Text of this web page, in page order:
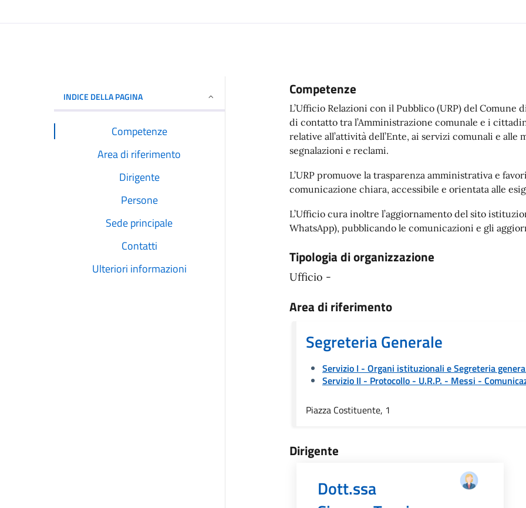
INDICE DELLA PAGINA
Competenze
Area di riferimento
Dirigente
Persone
Sede principale
Contatti
Ulteriori informazioni
Competenze
L’Ufficio Relazioni con il Pubblico (URP) del
di contatto tra l’Amministrazione comunale e i
relative all’attività dell’Ente, ai servizi comunali e
segnalazioni e reclami.
L’URP promuove la trasparenza amministrativa e
comunicazione chiara, accessibile e orientata alle
L’Ufficio cura inoltre l’aggiornamento del sito
WhatsApp), pubblicando le comunicazioni e gli
Tipologia di organizzazione
Ufficio -
Area di riferimento
Segreteria Generale
Servizio I - Organi istituzionali e Segreteria
Servizio II - Protocollo - U.R.P. - Messi -
Piazza Costituente, 1
Dirigente
Dott.ssa